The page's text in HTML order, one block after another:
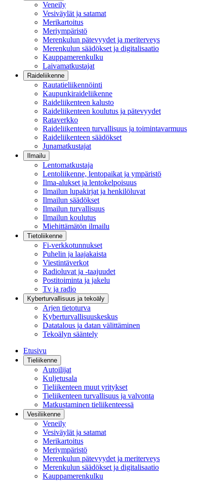
Veneily
Vesiväylät ja satamat
Merikartoitus
Meriympäristö
Merenkulun pätevyydet ja meriterveys
Merenkulun säädökset ja digitalisaatio
Kauppamerenkulku
Laivamatkustajat
Raideliikenne
Rautatieliikennöinti
Kaupunkiraideliikenne
Raideliikenteen kalusto
Raideliikenteen koulutus ja pätevyydet
Rataverkko
Raideliikenteen turvallisuus ja toimintavarmuus
Raideliikenteen säädökset
Junamatkustajat
Ilmailu
Lentomatkustaja
Lentoliikenne, lentopaikat ja ympäristö
Ilma-alukset ja lentokelpoisuus
Ilmailun lupakirjat ja henkilöluvat
Ilmailun säädökset
Ilmailun turvallisuus
Ilmailun koulutus
Miehittämätön ilmailu
Tietoliikenne
Fi-verkkotunnukset
Puhelin ja laajakaista
Viestintäverkot
Radioluvat ja -taajuudet
Postitoiminta ja jakelu
Tv ja radio
Kyberturvallisuus ja tekoäly
Arjen tietoturva
Kyberturvallisuuskeskus
Datatalous ja datan välittäminen
Tekoälyn sääntely
Etusivu
Tieliikenne
Autoilijat
Kuljetusala
Tieliikenteen muut yritykset
Tieliikenteen turvallisuus ja valvonta
Matkustaminen tieliikenteessä
Vesiliikenne
Veneily
Vesiväylät ja satamat
Merikartoitus
Meriympäristö
Merenkulun pätevyydet ja meriterveys
Merenkulun säädökset ja digitalisaatio
Kauppamerenkulku